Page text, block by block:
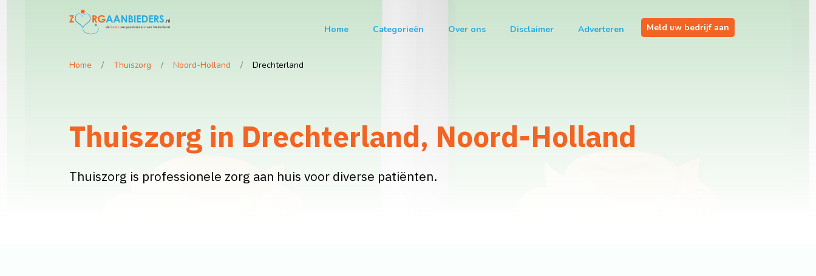
Home Categorieën Over ons Disclaimer Adverteren Meld uw bedrijf aan
Home Thuiszorg Noord-Holland Drechterland
Thuiszorg in Drechterland, Noord-Holland
Thuiszorg is professionele zorg aan huis voor diverse patiënten.